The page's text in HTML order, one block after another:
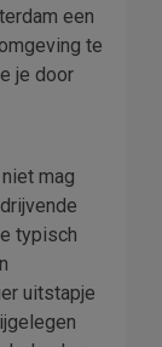
een
te
je door
mag
typisch
uitstapje